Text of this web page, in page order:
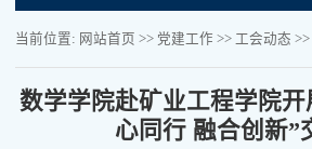
当前位置: 网站首页 >> 党建工作 >> 工会动态
数学学院赴矿业工程学院开
心同行 融合创新”